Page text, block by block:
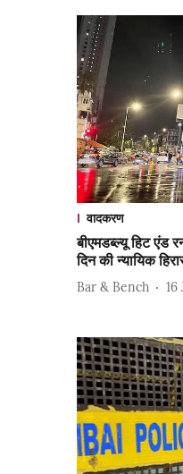
वादकरण
बीएमडब्ल्यू हिट एंड
दिन की न्यायिक
Bar & Bench 16